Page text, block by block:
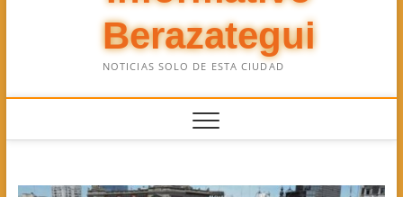
Berazategui
NOTICIAS SOLO DE ESTA CIUDAD